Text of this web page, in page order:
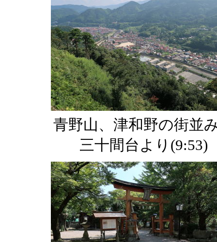
青野山、津和野の街
三十間台より(9:53)